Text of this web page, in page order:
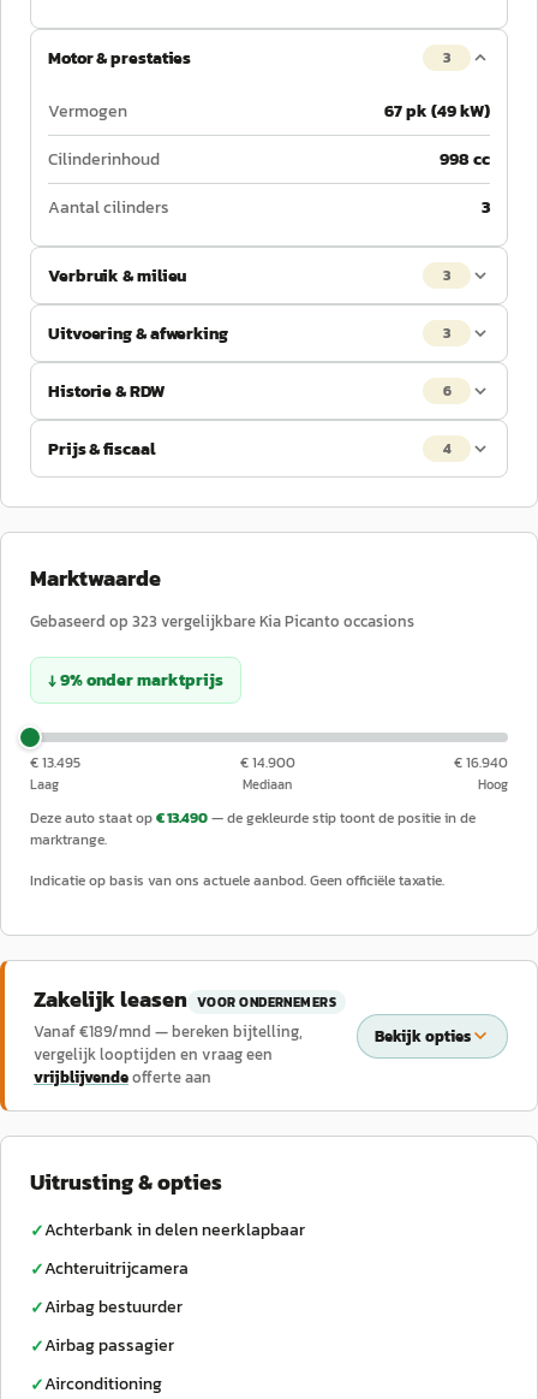
Motor & prestaties 3
Vermogen
67 pk (49 kW)
Cilinderinhoud
998 cc
Aantal cilinders
3
Verbruik & milieu 3
Uitvoering & afwerking 3
Historie & RDW 6
Prijs & fiscaal 4
Marktwaarde
Gebaseerd op 323 vergelijkbareKiaPicanto occasions
↓9%ondermarktprijs
€ 13.495
Laag
€ 14.900
Mediaan
€ 16.940
Hoog
Deze auto staat op€ 13.490— de gekleurde stip toont de positie in de
marktrange.
Indicatie op basis van ons actuele aanbod. Geen officiële taxatie.
Zakelijk leasen VOOR ONDERNEMERS
Vanaf €189/mnd — bereken bijtelling,
vergelijk looptijden en vraag een
vrijblijvendeofferte aan
Bekijk opties
Uitrusting & opties
✓Achterbank in delen neerklapbaar
✓Achteruitrijcamera
✓Airbag bestuurder
✓Airbag passagier
✓Airconditioning